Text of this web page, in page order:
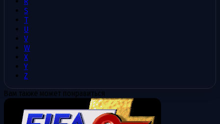
S
T
U
V
W
X
Y
Z
Вам также может понравиться